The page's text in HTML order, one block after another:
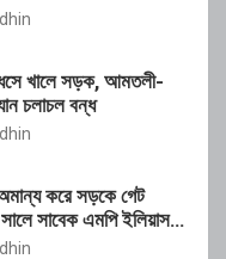
খালে সড়ক, আমতলী-
চলাচল বন্ধ
অমান্য করে সড়কে গেট
সাবেক এমপি ইলিয়াস
অভিযোগ